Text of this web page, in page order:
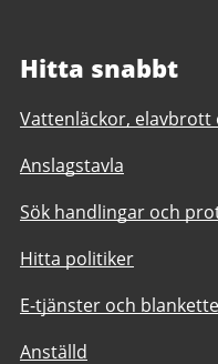
Hitta snabbt
Vattenläckor,
Anslagstavla
Sök handlingar och
Hitta politiker
E-tjänster och
Anställd